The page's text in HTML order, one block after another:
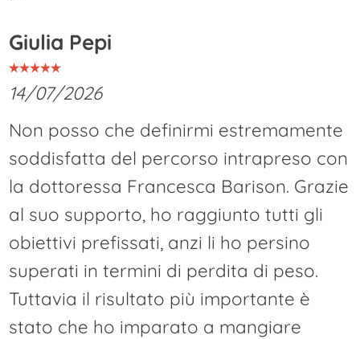
Giulia Pepi
14/07/2026
Non posso che definirmi estremamente
soddisfatta del percorso intrapreso con
la dottoressa Francesca Barison. Grazie
al suo supporto, ho raggiunto tutti gli
obiettivi prefissati, anzi li ho persino
superati in termini di perdita di peso.
Tuttavia il risultato più importante è
stato che ho imparato a mangiare